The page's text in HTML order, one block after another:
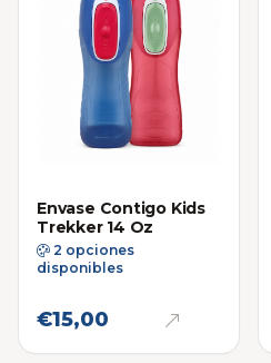
Envase Contigo Kids
Trekker 14 Oz
2 opciones
disponibles
€15,00